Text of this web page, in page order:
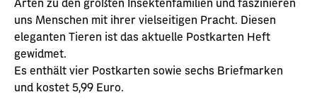
uns Menschen mit ihrer vielseitigen Pracht. Diesen
eleganten Tieren ist das aktuelle Postkarten Heft
gewidmet.
Es enthält vier Postkarten sowie sechs Briefmarken
und kostet 5,99 Euro.